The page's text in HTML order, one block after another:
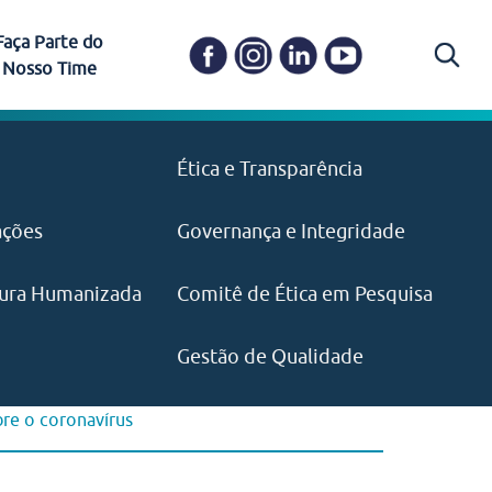
Ética e Transparência
Governança e Integridade
Humanizada Comitê de Ética em Pesquisa
Gestão de Qualidade
Carapicuíba
pelo CEJAM e(11) 97646‑2537
Parte do
Nosso Time
visão e valores?
o coronavírus